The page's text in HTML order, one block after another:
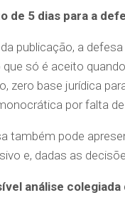
de 5 dias para a
publicação, a
que só é aceito
zero base jurídica
por falta
também pode
e, dadas as
análise